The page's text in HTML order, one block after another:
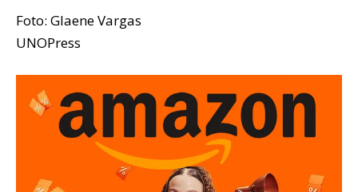
Foto: Glaene Vargas
UNOPress